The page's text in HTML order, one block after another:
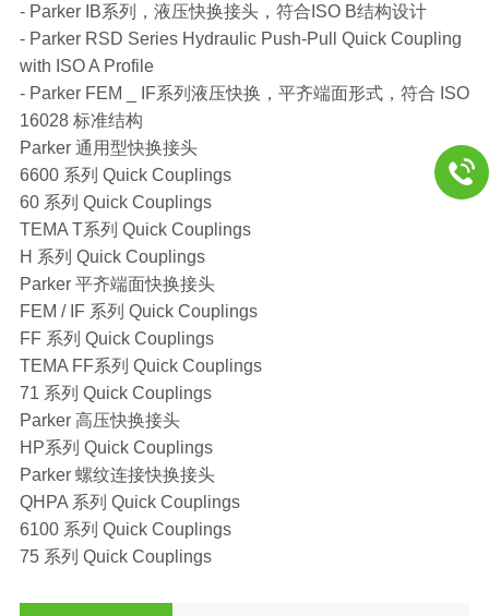
- Parker IB系列，液压快换接头，符合ISO B结构设计
- Parker RSD Series Hydraulic Push-Pull Quick Coupling
with ISO A Profile
- Parker FEM _ IF系列液压快换，平齐端面形式，符合 ISO
16028 标准结构
Parker 通用型快换接头
6600 系列 Quick Couplings
60 系列 Quick Couplings
TEMA T系列 Quick Couplings
H 系列 Quick Couplings
Parker 平齐端面快换接头
FEM / IF 系列 Quick Couplings
FF 系列 Quick Couplings
TEMA FF系列 Quick Couplings
71 系列 Quick Couplings
Parker 高压快换接头
HP系列 Quick Couplings
Parker 螺纹连接快换接头
QHPA 系列 Quick Couplings
6100 系列 Quick Couplings
75 系列 Quick Couplings